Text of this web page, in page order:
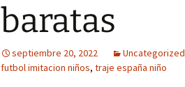
baratas
septiembre 20, 2022 Uncategorized
futbol imitacion niños, traje españa niño